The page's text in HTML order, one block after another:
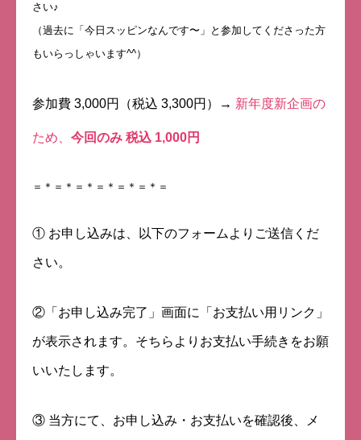
さい♪
（過去に「今日スッピンなんです〜」と参加してくださった方
もいらっしゃいます^^）
参加費 3,000円（税込 3,300円）→ 新年度新企画の
ため、 今回のみ 税込 1,000円
＝＊＝＊＝＊＝＊＝＊＝＊＝
① お申し込みは、以下のフォームよりご送信くだ
さい。
②「お申し込み完了」画面に「お支払い用リンク」
が表示されます。そちらよりお支払い手続きをお願
いいたします。
③ 当方にて、お申し込み・お支払いを確認後、メ